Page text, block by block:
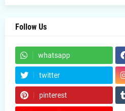
Follow Us
whatsapp
twitter
pinterest